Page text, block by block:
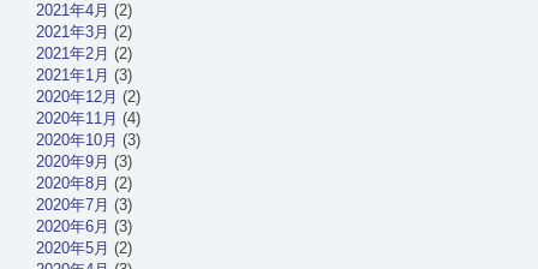
2021年4月 (2)
2021年3月 (2)
2021年2月 (2)
2021年1月 (3)
2020年12月 (2)
2020年11月 (4)
2020年10月 (3)
2020年9月 (3)
2020年8月 (2)
2020年7月 (3)
2020年6月 (3)
2020年5月 (2)